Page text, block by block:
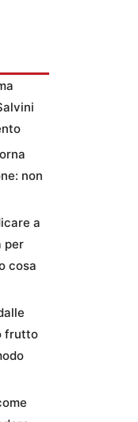
non
a
per
cosa
frutto